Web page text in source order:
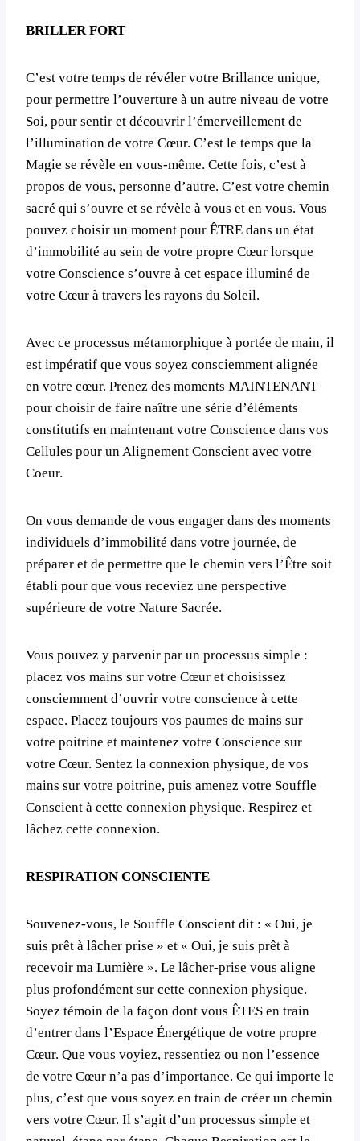
BRILLER FORT
C’est votre temps de révéler votre Brillance unique,
pour permettre l’ouverture à un autre niveau de votre
Soi, pour sentir et découvrir l’émerveillement de
l’illumination de votre Cœur. C’est le temps que la
Magie se révèle en vous-même. Cette fois, c’est à
propos de vous, personne d’autre. C’est votre chemin
sacré qui s’ouvre et se révèle à vous et en vous. Vous
pouvez choisir un moment pour ÊTRE dans un état
d’immobilité au sein de votre propre Cœur lorsque
votre Conscience s’ouvre à cet espace illuminé de
votre Cœur à travers les rayons du Soleil.
Avec ce processus métamorphique à portée de main, il
est impératif que vous soyez consciemment alignée
en votre cœur. Prenez des moments MAINTENANT
pour choisir de faire naître une série d’éléments
constitutifs en maintenant votre Conscience dans vos
Cellules pour un Alignement Conscient avec votre
Coeur.
On vous demande de vous engager dans des moments
individuels d’immobilité dans votre journée, de
préparer et de permettre que le chemin vers l’Être soit
établi pour que vous receviez une perspective
supérieure de votre Nature Sacrée.
Vous pouvez y parvenir par un processus simple :
placez vos mains sur votre Cœur et choisissez
consciemment d’ouvrir votre conscience à cette
espace. Placez toujours vos paumes de mains sur
votre poitrine et maintenez votre Conscience sur
votre Cœur. Sentez la connexion physique, de vos
mains sur votre poitrine, puis amenez votre Souffle
Conscient à cette connexion physique. Respirez et
lâchez cette connexion.
RESPIRATION CONSCIENTE
Souvenez-vous, le Souffle Conscient dit : « Oui, je
suis prêt à lâcher prise » et « Oui, je suis prêt à
recevoir ma Lumière ». Le lâcher-prise vous aligne
plus profondément sur cette connexion physique.
Soyez témoin de la façon dont vous ÊTES en train
d’entrer dans l’Espace Énergétique de votre propre
Cœur. Que vous voyiez, ressentiez ou non l’essence
de votre Cœur n’a pas d’importance. Ce qui importe le
plus, c’est que vous soyez en train de créer un chemin
vers votre Cœur. Il s’agit d’un processus simple et